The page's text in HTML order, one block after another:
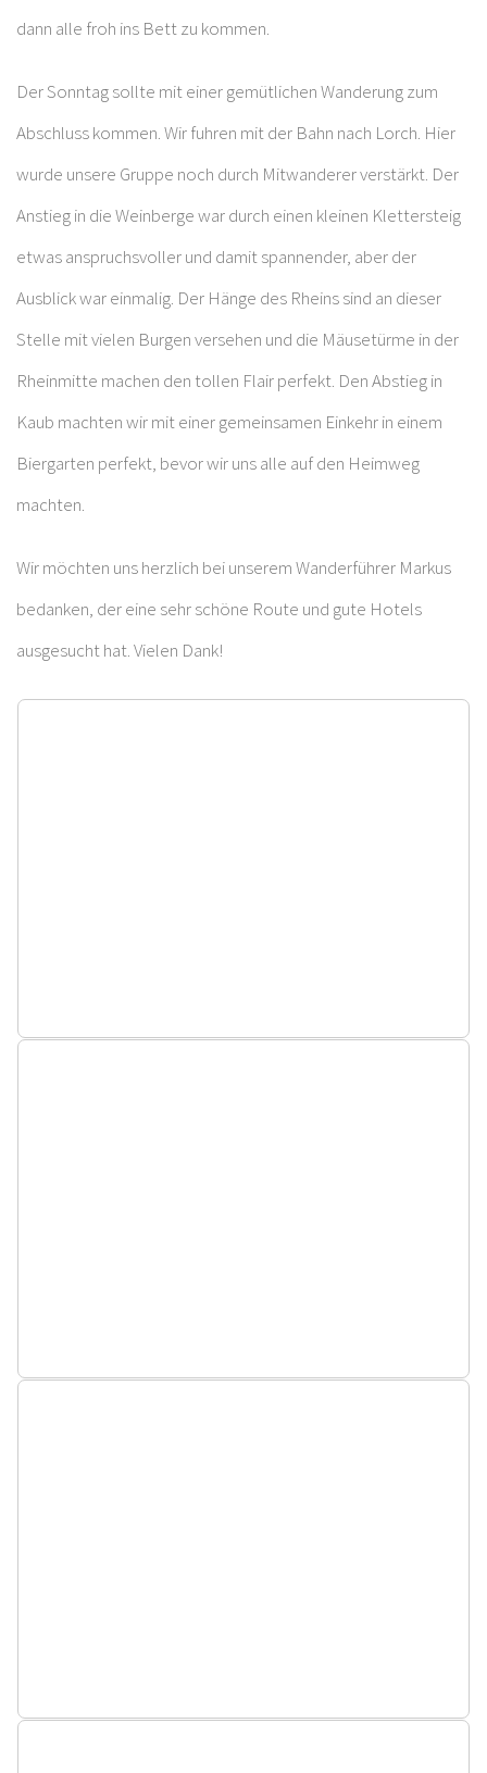
dann alle froh ins Bett zu kommen.
Der Sonntag sollte mit einer gemütlichen Wanderung zum
Abschluss kommen. Wir fuhren mit der Bahn nach Lorch. Hier
wurde unsere Gruppe noch durch Mitwanderer verstärkt. Der
Anstieg in die Weinberge war durch einen kleinen Klettersteig
etwas anspruchsvoller und damit spannender, aber der
Ausblick war einmalig. Der Hänge des Rheins sind an dieser
Stelle mit vielen Burgen versehen und die Mäusetürme in der
Rheinmitte machen den tollen Flair perfekt. Den Abstieg in
Kaub machten wir mit einer gemeinsamen Einkehr in einem
Biergarten perfekt, bevor wir uns alle auf den Heimweg
machten.
Wir möchten uns herzlich bei unserem Wanderführer Markus
bedanken, der eine sehr schöne Route und gute Hotels
ausgesucht hat. Vielen Dank!